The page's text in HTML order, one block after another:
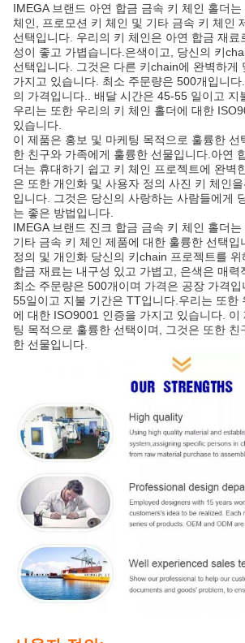
IMEGA 브랜드 아연 합금 금속 키 체인 홀더
체인, 프로모션 키 체인 및 기타 금속 키 체인
선택입니다. 우리의 키 체인은 아연 합금 재료
성이 좋고 가볍습니다.은색이고, 당신의 키
선택입니다. 그것은 다른 키chain에 완벽하게
가지고 있습니다. 최소 주문량은 500개입니
의 가격입니다.. 배달 시간은 45-55 일이고 지
우리는 또한 우리의 키 체인 홀더에 대한
있습니다.
이 제품은 홍보 및 마케팅 목적으로 훌륭한 선
한 친구와 가족에게 훌륭한 선물입니다.아연
더는 휴대하기 쉽고 키 체인 프로젝트에 완벽
은 또한 개인화 및 사용자 정의 사진 키 체인
입니다. 그것은 당신의 사랑하는 사람들에게
는 좋은 방법입니다.
IMEGA 브랜드 진크 합금 금속 키 체인 홀더
기타 금속 키 체인 제품에 대한 훌륭한 선택입
정의 및 개인화 당신의 키chain 프로젝트를
합금 재료는 내구성 있고 가볍고, 은색은 매력
최소 주문량은 500개이며 가격은 공장 가격
55일이고 지불 기간은 TT입니다.우리는 또한
에 대한 ISO9001 인증을 가지고 있습니다. 이
팅 목적으로 훌륭한 선택이며, 그것은 또한 친
한 선물입니다.